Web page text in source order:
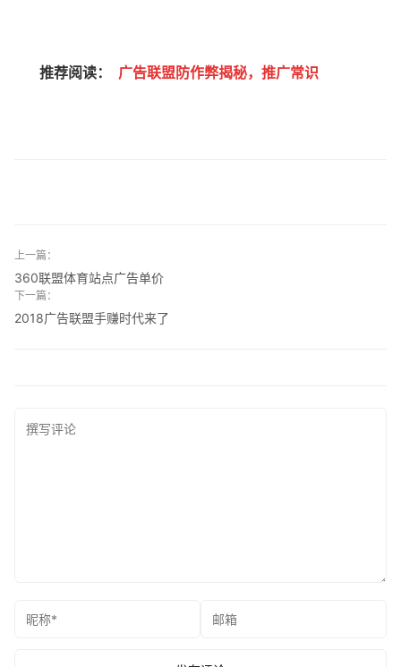
推荐阅读： 广告联盟防作弊揭秘，推广常识
上一篇：
360联盟体育站点广告单价
下一篇：
2018广告联盟手赚时代来了